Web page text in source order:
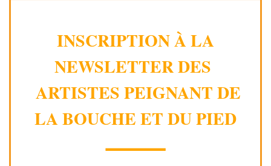
INSCRIPTION À LA
NEWSLETTER DES
ARTISTES PEIGNANT DE
LA BOUCHE ET DU PIED
⸻